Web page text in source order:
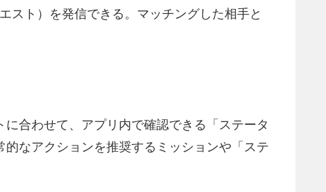
スト）を発信できる。マッチングした相手と
合わせて、アプリ内で確認できる「ステータ
なアクションを推奨するミッションや「ステ